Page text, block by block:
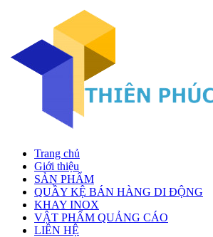
Trang chủ
Giới thiệu
SẢN PHẨM
QUẦY KỆ BÁN HÀNG DI ĐỘNG
KHAY INOX
VẬT PHẨM QUẢNG CÁO
LIÊN HỆ